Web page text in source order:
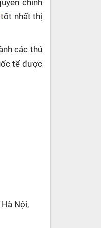
chính
tốt nhất thị
các thủ
tế được
Nội,